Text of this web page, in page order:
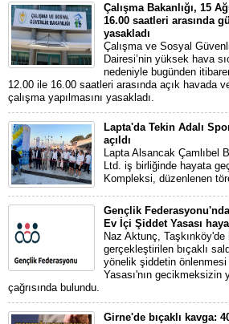
Çalışma Bakanlığı, 15
16.00 saatleri arasında
yasakladı
Çalışma ve Sosyal
Dairesi’nin yüksek hava
nedeniyle bugünden
12.00 ile 16.00 saatleri arasında açık havada
çalışma yapılmasını yasakladı.
Lapta'da Tekin Adalı
açıldı
Lapta Alsancak Çamlıbel
Ltd. iş birliğinde hayata
Kompleksi, düzenlenen
Gençlik
Ev İçi Şiddet Yasası
Naz Aktunç, Taşkınköy'de
gerçekleştirilen bıçaklı
yönelik şiddetin
Yasası'nın gecikmeksizin
çağrısında bulundu.
Girne'de bıçaklı kavga: